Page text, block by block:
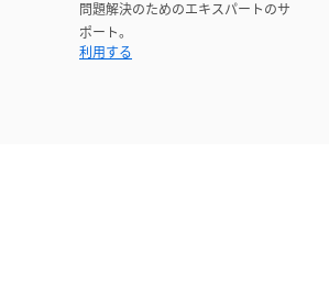
問題解決のためのエキスパートのサ
ポート。
利用する